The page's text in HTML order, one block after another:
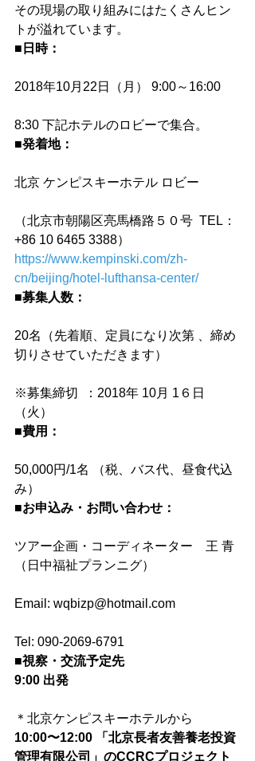
その現場の取り組みにはたくさんヒン
トが溢れています。
■日時：
2018年10月22日（月） 9:00～16:00
8:30 下記ホテルのロビーで集合。
■発着地：
北京 ケンピスキーホテル ロビー
（北京市朝陽区亮馬橋路５０号  TEL：
+86 10 6465 3388）
https://www.kempinski.com/zh-
cn/beijing/hotel-lufthansa-center/
■募集人数：
20名（先着順、定員になり次第 、締め
切りさせていただきます）
※募集締切  ：2018年 10月 1６日
（火）
■費用：
50,000円/1名 （税、バス代、昼食代込
み）
■お申込み・お問い合わせ：
ツアー企画・コーディネーター　王 青
（日中福祉プランニグ）
Email: wqbizp@hotmail.com
Tel: 090-2069-6791
■視察・交流予定先
9:00 出発
＊北京ケンピスキーホテルから
10:00〜12:00 「北京長者友善養老投資
管理有限公司」のCCRCプロジェクト